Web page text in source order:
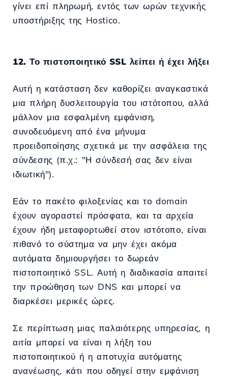
γίνει επί πληρωμή, εντός των ωρών τεχνικής
υποστήριξης της Hostico.
12. Το πιστοποιητικό SSL λείπει ή έχει λήξει
Αυτή η κατάσταση δεν καθορίζει αναγκαστικά
μια πλήρη δυσλειτουργία του ιστότοπου, αλλά
μάλλον μια εσφαλμένη εμφάνιση,
συνοδευόμενη από ένα μήνυμα
προειδοποίησης σχετικά με την ασφάλεια της
σύνδεσης (π.χ.: "Η σύνδεσή σας δεν είναι
ιδιωτική").
Εάν το πακέτο φιλοξενίας και το domain
έχουν αγοραστεί πρόσφατα, και τα αρχεία
έχουν ήδη μεταφορτωθεί στον ιστότοπο, είναι
πιθανό το σύστημα να μην έχει ακόμα
αυτόματα δημιουργήσει το δωρεάν
πιστοποιητικό SSL. Αυτή η διαδικασία απαιτεί
την προώθηση των DNS και μπορεί να
διαρκέσει μερικές ώρες.
Σε περίπτωση μιας παλαιότερης υπηρεσίας, η
αιτία μπορεί να είναι η λήξη του
πιστοποιητικού ή η αποτυχία αυτόματης
ανανέωσης, κάτι που οδηγεί στην εμφάνιση